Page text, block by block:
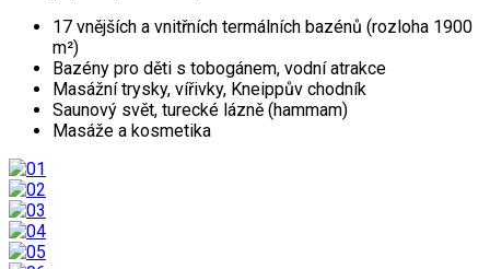
17 vnějších a vnitřních termálních bazénů (rozloha 1900
m²)
Bazény pro děti s tobogánem, vodní atrakce
Masážní trysky, vířivky, Kneippův chodník
Saunový svět, turecké lázně (hammam)
Masáže a kosmetika